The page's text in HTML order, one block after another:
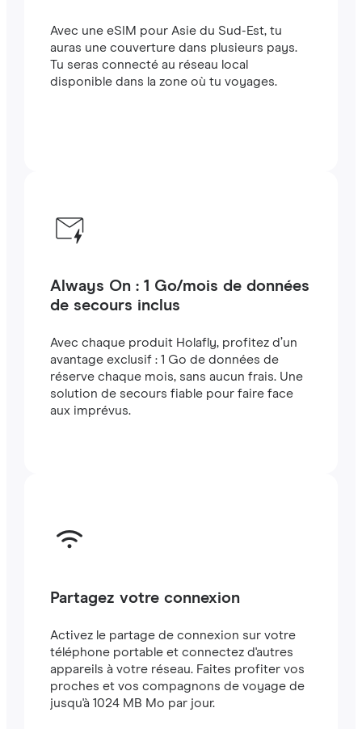
Avec une eSIM pour Asie du Sud-Est, tu
auras une couverture dans plusieurs pays.
Tu seras connecté au réseau local
disponible dans la zone où tu voyages.
Always On : 1 Go/mois de données
de secours inclus
Avec chaque produit Holafly, profitez d’un
avantage exclusif : 1 Go de données de
réserve chaque mois, sans aucun frais. Une
solution de secours fiable pour faire face
aux imprévus.
Partagez votre connexion
Activez le partage de connexion sur votre
téléphone portable et connectez d'autres
appareils à votre réseau. Faites profiter vos
proches et vos compagnons de voyage de
jusqu'à 1024 MB Mo par jour.